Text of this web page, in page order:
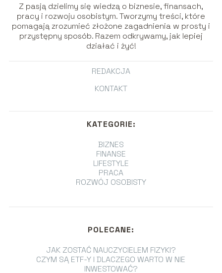
Z pasją dzielimy się wiedzą o biznesie, finansach,
pracy i rozwoju osobistym. Tworzymy treści, które
pomagają zrozumieć złożone zagadnienia w prosty i
przystępny sposób. Razem odkrywamy, jak lepiej
działać i żyć!
REDAKCJA
KONTAKT
KATEGORIE:
BIZNES
FINANSE
LIFESTYLE
PRACA
ROZWÓJ OSOBISTY
POLECANE:
JAK ZOSTAĆ NAUCZYCIELEM FIZYKI?
CZYM SĄ ETF-Y I DLACZEGO WARTO W NIE
INWESTOWAĆ?